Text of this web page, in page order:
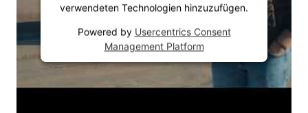
verwendeten Technologien hinzuzufügen.
Powered by Usercentrics Consent
Management Platform